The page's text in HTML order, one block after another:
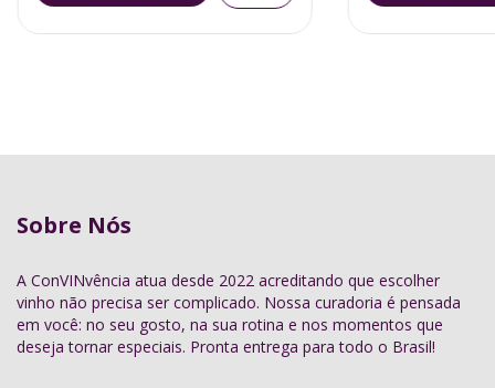
Sobre Nós
A ConVINvência atua desde 2022 acreditando que escolher
vinho não precisa ser complicado. Nossa curadoria é pensada
em você: no seu gosto, na sua rotina e nos momentos que
deseja tornar especiais. Pronta entrega para todo o Brasil!